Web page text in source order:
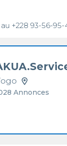
+228 93-56-
Annonces